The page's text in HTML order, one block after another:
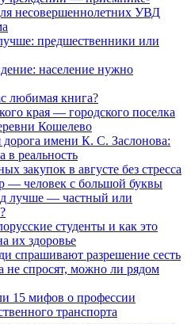
несовершеннолетних УВД
предшественники или
население нужно
любимая книга?
края — городского поселка
Кошелево
дорога имени К. С. Заслонова:
в реальность
закупок в августе без стресса
— человек с большой буквы
лучше — частный или
студенты и как это
их здоровье
спрашивают разрешение сесть
не спросят, можно ли рядом
15 мифов о профессии
транспорта